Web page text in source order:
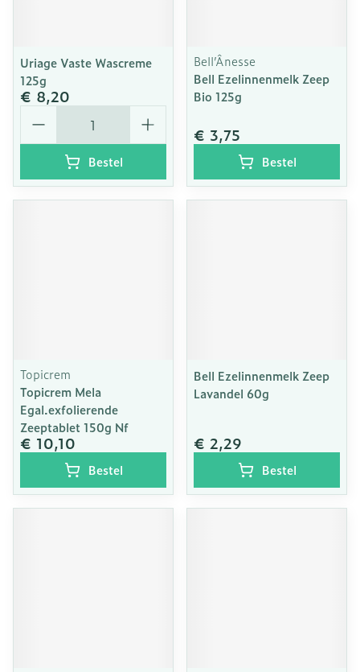
Uriage Vaste Wascreme
125g
€ 8,20
Aantal
Bestel
Bell’Ânesse
Bell Ezelinnenmelk Zeep
Bio 125g
€ 3,75
Bestel
Topicrem
Topicrem Mela
Egal.exfolierende
Zeeptablet 150g Nf
€ 10,10
Bestel
Bell Ezelinnenmelk Zeep
Lavandel 60g
€ 2,29
Bestel